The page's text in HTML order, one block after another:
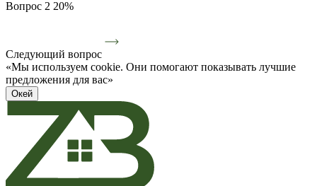
Вопрос 2 20%
Следующий вопрос
«Мы используем cookie. Они помогают показывать лучшие
предложения для вас»
Окей